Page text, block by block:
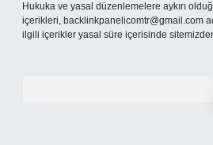
Hukuka ve yasal düzenlemelere aykırı
içerikleri, backlinkpanelicomtr@gmail.com
ilgili içerikler yasal süre içerisinde sitemizden